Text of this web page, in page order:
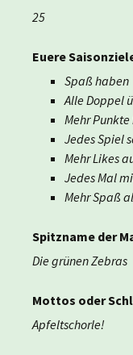
25
Euere
Spaß haben
Alle Doppel
Mehr
Jedes Spiel
Mehr Likes
Jedes Mal
Mehr Spaß
Spitzname der
Die grünen Zebras
Mottos oder
Apfeltschorle!